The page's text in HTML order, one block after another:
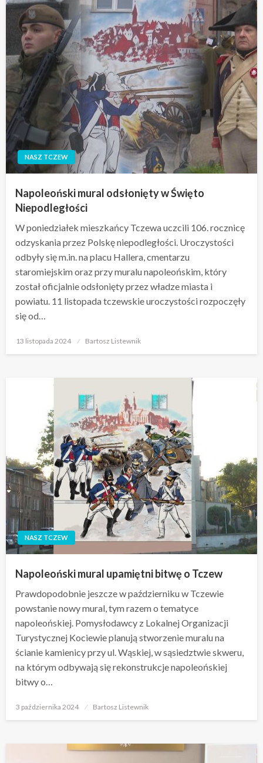
NASZ TCZEW
Napoleoński mural odsłonięty w Święto
Niepodległości
W poniedziałek mieszkańcy Tczewa uczcili 106. rocznicę
odzyskania przez Polskę niepodległości. Uroczystości
odbyły się m.in. na placu Hallera, cmentarzu
staromiejskim oraz przy muralu napoleońskim, który
został oficjalnie odsłonięty przez władze miasta i
powiatu. 11 listopada tczewskie uroczystości rozpoczęły
się od…
Opublikowane
13 listopada 2024 Bartosz Listewnik
NASZ TCZEW
Napoleoński mural upamiętni bitwę o Tczew
Prawdopodobnie jeszcze w październiku w Tczewie
powstanie nowy mural, tym razem o tematyce
napoleońskiej. Pomysłodawcy z Lokalnej Organizacji
Turystycznej Kociewie planują stworzenie muralu na
ścianie kamienicy przy ul. Wąskiej, w sąsiedztwie skweru,
na którym odbywają się rekonstrukcje napoleońskiej
bitwy o…
Opublikowane
3 października 2024 Bartosz Listewnik